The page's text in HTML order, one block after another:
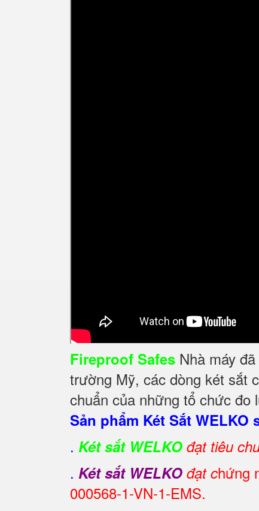
Fireproof Safes Nhà máy
trường Mỹ, các dòng két sắt
chuẩn của những tổ chức đo
Sản phẩm Két Sắt
. Két sắt WELKO đạt tiêu
. Két sắt WELKO đạt chứng
000568-1-VN-1-EMS.